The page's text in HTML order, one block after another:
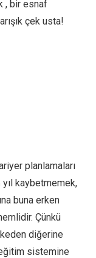
, bir esnaf
çek usta!
planlamaları
yıl kaybetmemek,
buna erken
Çünkü
diğerine
sistemine